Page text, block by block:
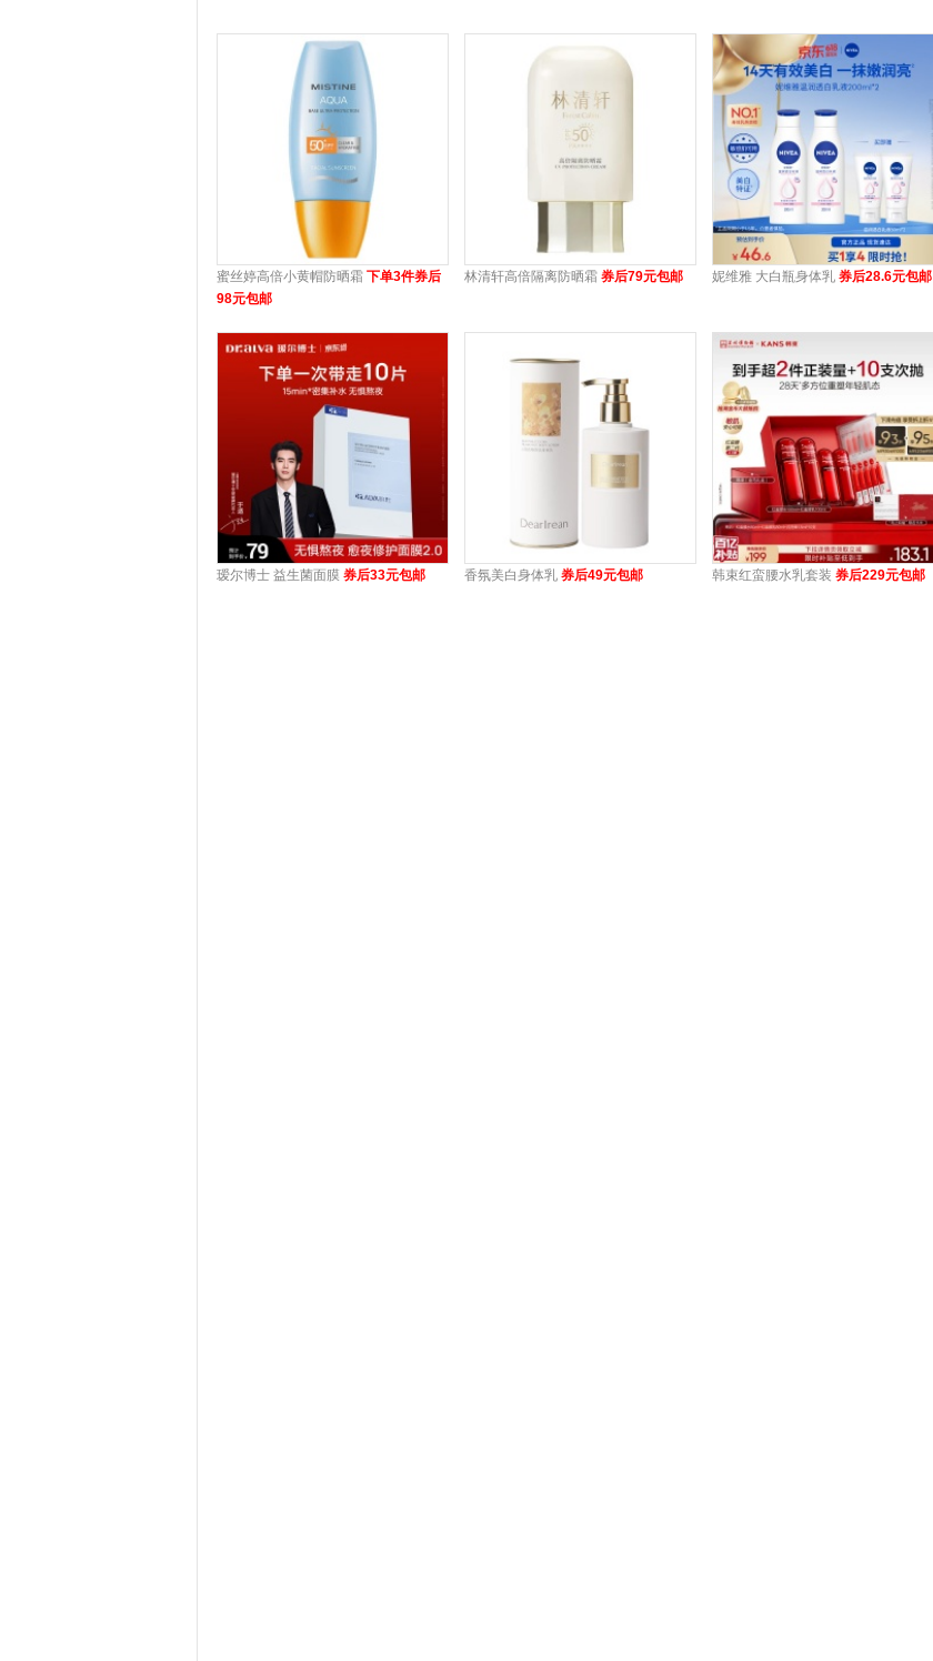
蜜丝婷高倍小黄帽防晒霜 下单3件券后
98元包邮
林清轩高倍隔离防晒霜 券后79元包邮 妮维雅 大白瓶身体乳 券后28.6元包邮
瑷尔博士 益生菌面膜 券后33元包邮 香氛美白身体乳 券后49元包邮 韩束红蛮腰水乳套装 券后229元包邮